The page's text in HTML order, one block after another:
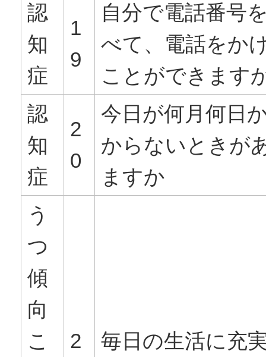
認
知
症
1
9
自分で電話番号
べて、電話をか
ことができます
認
知
症
2
0
今日が何月何日
からないときが
ますか
う
つ
傾
向
こ
2
毎日の生活に充